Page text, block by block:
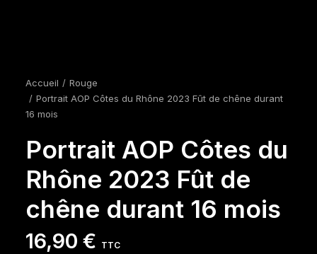
Accueil
Rouge
Portrait AOP Côtes du Rhône 2023 Fût de chêne durant
16 mois
Portrait AOP Côtes du
Rhône 2023 Fût de
chêne durant 16 mois
16,90 € TTC